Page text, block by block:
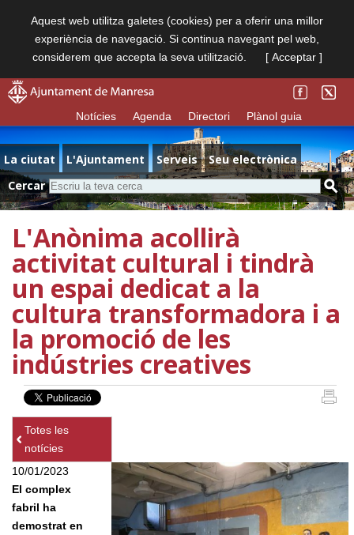
Aquest web utilitza galetes (cookies) per a oferir una millor
experiència de navegació. Si continua navegant pel web,
considerem que accepta la seva utilització.
[ Acceptar ]
Notícies Agenda Directori Plànol guia
La ciutat L'Ajuntament Serveis
Seu electrònica
Cercar
L'Anònima acollirà
activitat cultural i tindrà
un espai dedicat a la
cultura transformadora i a
la promoció de les
indústries creatives
Totes les
notícies
10/01/2023
El complex
fabril ha
demostrat en